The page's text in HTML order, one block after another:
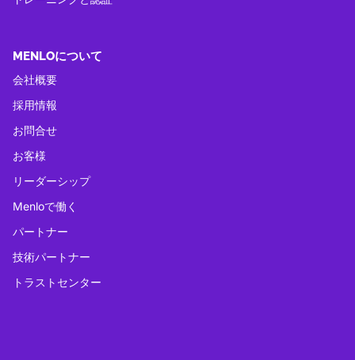
MENLOについて
会社概要
採用情報
お問合せ
お客様
リーダーシップ
Menloで働く
パートナー
技術パートナー
トラストセンター